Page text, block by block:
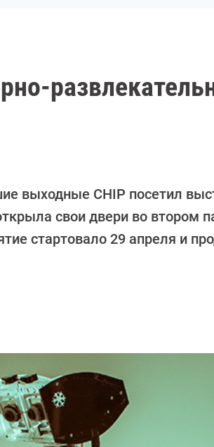
выходные CHIP посетил
свои двери во втором
стартовало 29 апреля и